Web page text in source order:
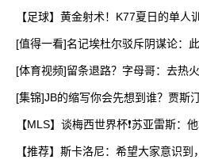
【足球】黄金射术！K77夏日的单人
[值得一看]名记埃杜尔驳斥阴谋论：
[体育视频]留条退路？字母哥：去热
[集锦]JB的缩写你会先想到谁？贾斯
【MLS】谈梅西世界杯❗苏亚雷斯：
【推荐】斯卡洛尼：希望大家意识到